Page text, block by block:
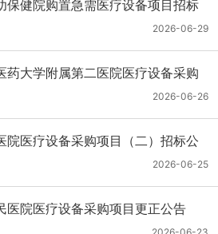
保健院购置急需医疗设备项目招标
2026-06-29
药大学附属第二医院医疗设备采购
告
2026-06-26
院医疗设备采购项目（二）招标公
2026-06-25
医院医疗设备采购项目更正公告